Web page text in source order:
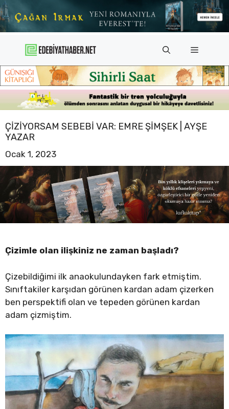
İçeriğe
atla
Menü
ÇIZIYORSAM SEBEBI VAR: EMRE ŞIMŞEK | AYŞE
YAZAR
Ocak 1, 2023
Çizimle olan ilişkiniz ne zaman başladı?
Çizebildiğimi ilk anaokulundayken fark etmiştim.
Sınıftakiler karşıdan görünen kardan adam çizerken
ben perspektifi olan ve tepeden görünen kardan
adam çizmiştim.